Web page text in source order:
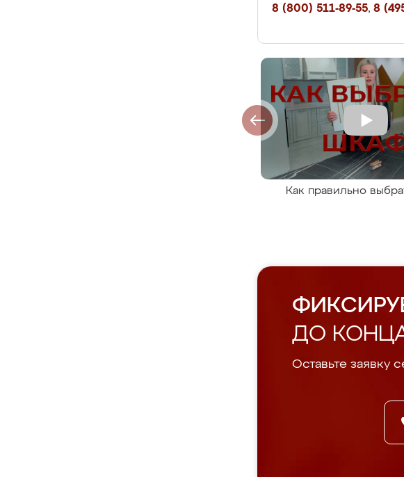
8 (800) 511-89-55, 8
Как правильно
ДО
Оставьте заявку